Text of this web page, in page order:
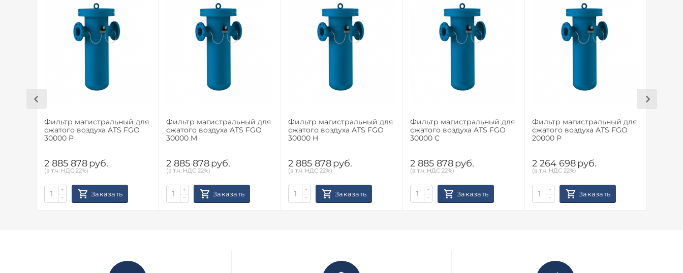
Фильтр магистральный для
сжатого воздуха ATS FGO
30000 P
2 885 878руб.
(в т.ч. НДС 22%)
+
−
Заказать
Фильтр магистральный для
сжатого воздуха ATS FGO
30000 M
2 885 878руб.
(в т.ч. НДС 22%)
+
−
Заказать
Фильтр магистральный для
сжатого воздуха ATS FGO
30000 H
2 885 878руб.
(в т.ч. НДС 22%)
+
−
Заказать
Фильтр магистральный для
сжатого воздуха ATS FGO
30000 C
2 885 878руб.
(в т.ч. НДС 22%)
+
−
Заказать
Фильтр магистральный для
сжатого воздуха ATS FGO
20000 P
2 264 698руб.
(в т.ч. НДС 22%)
+
−
Заказать